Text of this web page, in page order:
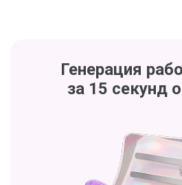
Генерация
за 15 секунд